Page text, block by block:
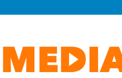
en JESUS !